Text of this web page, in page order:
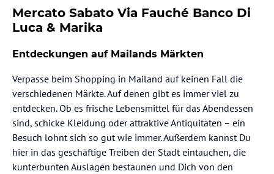
Mercato Sabato Via Fauché Banco Di
Luca & Marika
Entdeckungen auf Mailands Märkten
Verpasse beim Shopping in Mailand auf keinen Fall die
verschiedenen Märkte. Auf denen gibt es immer viel zu
entdecken. Ob es frische Lebensmittel für das Abendessen
sind, schicke Kleidung oder attraktive Antiquitäten – ein
Besuch lohnt sich so gut wie immer. Außerdem kannst Du
hier in das geschäftige Treiben der Stadt eintauchen, die
kunterbunten Auslagen bestaunen und Dich von den